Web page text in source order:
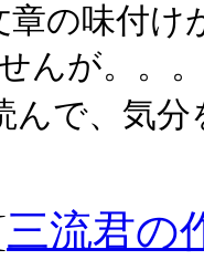
の味付け
んが。。。
で、気分
三流君の